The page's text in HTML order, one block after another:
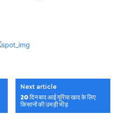
Next article
20 दिन बाद आई यूरिया खाद के लिए
किसानों की उमड़ी भीड़